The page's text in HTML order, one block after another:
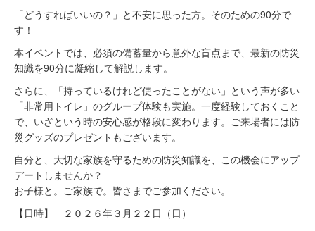
「どうすればいいの？」と不安に思った方。そのための90分で
す！
本イベントでは、必須の備蓄量から意外な盲点まで、最新の防災
知識を90分に凝縮して解説します。
さらに、「持っているけれど使ったことがない」という声が多い
「非常用トイレ」のグループ体験も実施。一度経験しておくこと
で、いざという時の安心感が格段に変わります。ご来場者には防
災グッズのプレゼントもございます。
自分と、大切な家族を守るための防災知識を、この機会にアップ
デートしませんか？
お子様と。ご家族で。皆さまでご参加ください。
【日時】 ２０２６年３月２２日（日）